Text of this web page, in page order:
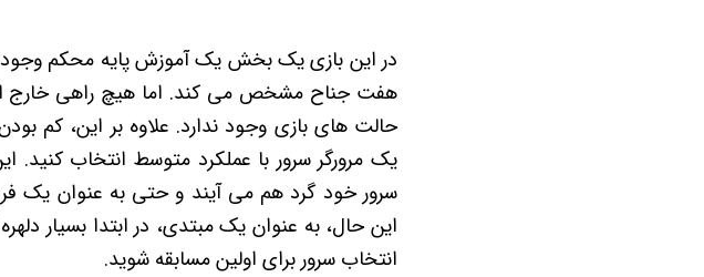
در این بازی یک بخش یک آموزش پایه محکم وجود
هفت جناح مشخص می کند. اما هیچ راهی خارج
یک مرورگر سرور با عملکرد متوسط ​​انتخاب کنید.
سرور خود گرد هم می آیند و حتی به عنوان یک
این حال، به عنوان یک مبتدی، در ابتدا بسیار
انتخاب سرور برای اولین مسابقه شوید.